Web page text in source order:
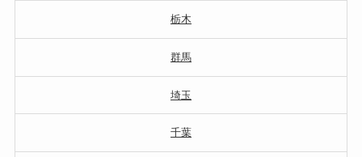
栃木
群馬
埼玉
千葉